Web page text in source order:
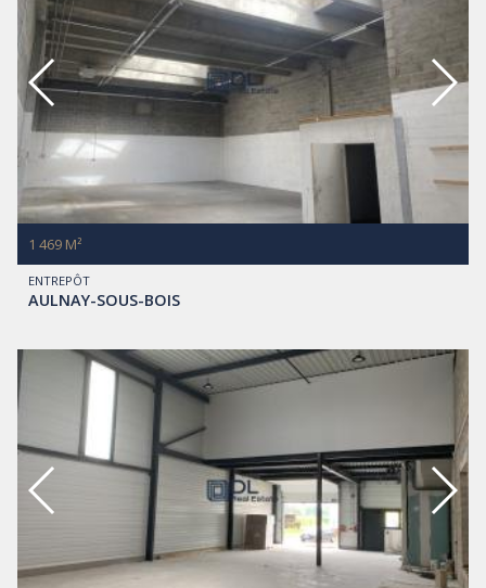
ENTREPÔT
AULNAY-SOUS-BOIS
1 469 M²